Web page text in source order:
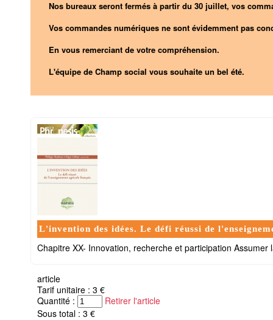
Nos bureaux seront fermés à partir du 30 juillet, vos
Vos commandes numériques ne sont évidemment pas
En vous remerciant de votre compréhension.
L'équipe de Champ social vous souhaite un bel été.
L'invention des idées. Le défi réussi de
Chapitre XX- Innovation, recherche et participation
article
Tarif unitaire : 3 €
Quantité :
Retirer l'article
Sous total : 3 €